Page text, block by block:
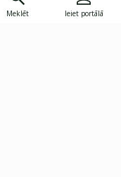
Meklēt Ieiet portālā